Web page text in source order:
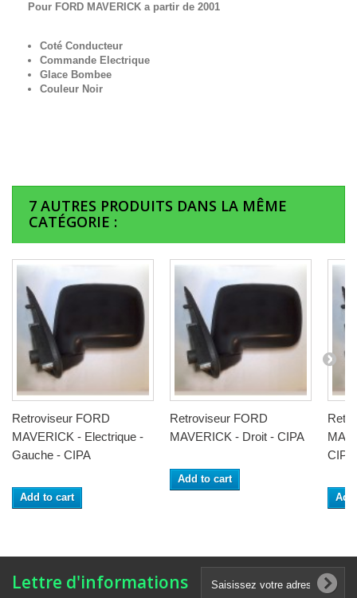
Pour FORD MAVERICK a partir de 2001
Coté Conducteur
Commande Electrique
Glace Bombee
Couleur Noir
7 AUTRES PRODUITS DANS LA MÊME
CATÉGORIE :
Retroviseur FORD
MAVERICK - Electrique -
Gauche - CIPA
Add to cart
Retroviseur FORD
MAVERICK - Droit - CIPA
Add to cart
CIPA
Lettre d'informations